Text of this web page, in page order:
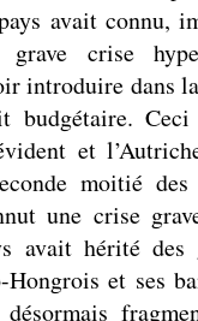
avait connu,
crise
introduire dans
budgétaire.
et
moitié
une crise
avait hérité des
et ses